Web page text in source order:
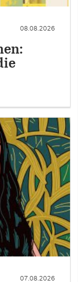
08.08.2026
07.08.2026